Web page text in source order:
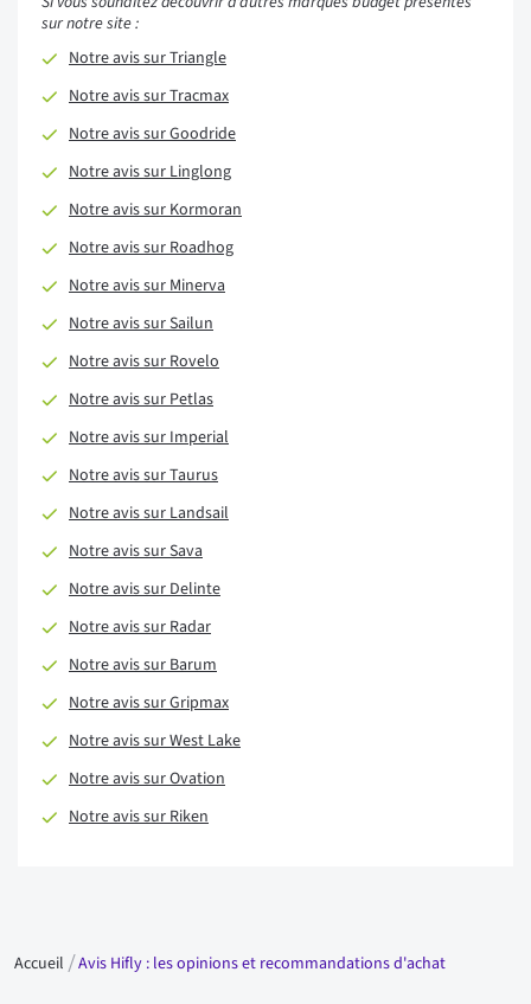
sur notre site :
Notre avis sur Triangle
Notre avis sur Tracmax
Notre avis sur Goodride
Notre avis sur Linglong
Notre avis sur Kormoran
Notre avis sur Roadhog
Notre avis sur Minerva
Notre avis sur Sailun
Notre avis sur Rovelo
Notre avis sur Petlas
Notre avis sur Imperial
Notre avis sur Taurus
Notre avis sur Landsail
Notre avis sur Sava
Notre avis sur Delinte
Notre avis sur Radar
Notre avis sur Barum
Notre avis sur Gripmax
Notre avis sur West Lake
Notre avis sur Ovation
Notre avis sur Riken
Accueil Avis Hifly : les opinions et recommandations d'achat